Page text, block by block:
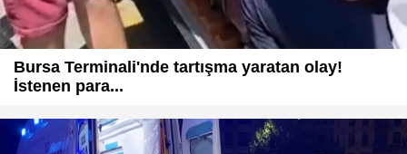
Bursa Terminali'nde tartışma yaratan olay!
İstenen para...